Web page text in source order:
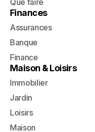
Que faire
Finances
Assurances
Banque
Finance
Maison & Loisirs
Immobilier
Jardin
Loisirs
Maison